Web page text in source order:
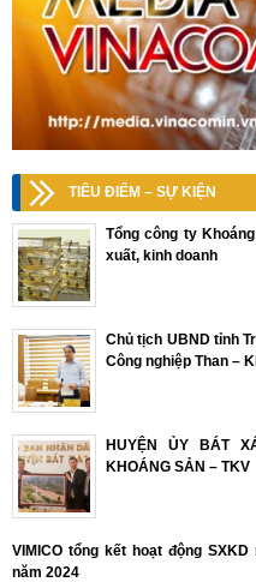
TIÊU ĐIỂM – SỰ KIỆN
Tổng công ty
xuất, kinh doanh
Chủ tịch UBND tỉnh
Công nghiệp Than –
HUYỆN ỦY BÁT
KHOÁNG SẢN – TKV
VIMICO tổng kết hoạt động
năm 2024